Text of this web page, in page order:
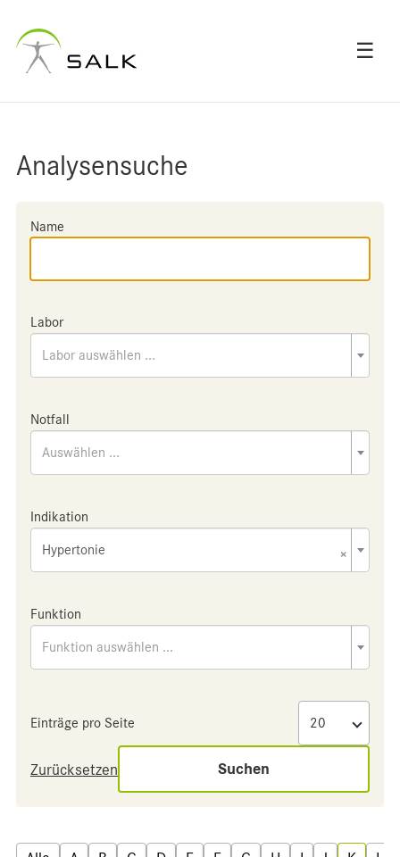
☰
Analysensuche
Name
Labor
Labor auswählen ...
Notfall
Auswählen ...
Indikation
×
Hypertonie
Funktion
Funktion auswählen ...
Einträge pro Seite
Zurücksetzen Suchen